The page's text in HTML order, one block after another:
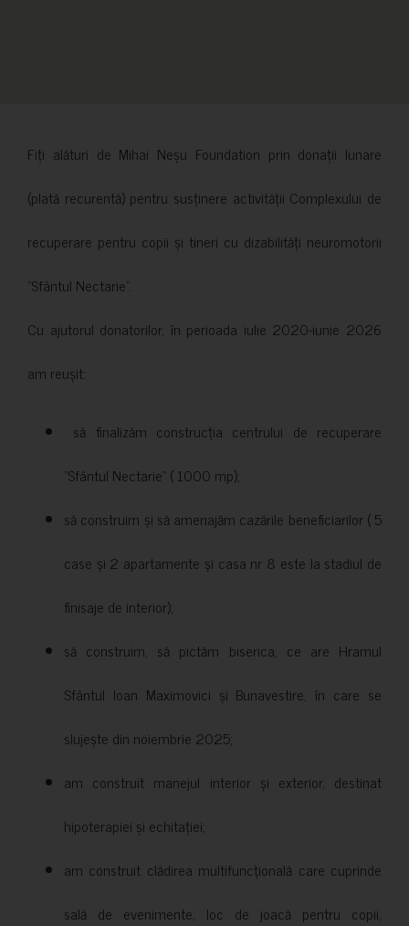
Fiți alături de Mihai Neșu Foundation prin donații lunare
(plată recurentă) pentru susținere activității Complexului de
recuperare pentru copii și tineri cu dizabilități neuromotorii
”Sfântul Nectarie”.
Cu ajutorul donatorilor, în perioada iulie 2020-iunie 2026
am reușit:
să finalizăm construcția centrului de recuperare
”Sfântul Nectarie” ( 1000 mp);
să construim și să amenajăm cazările beneficiarilor ( 5
case și 2 apartamente și casa nr 8 este la stadiul de
finisaje de interior);
să construim, să pictăm biserica, ce are Hramul
Sfântul Ioan Maximovici și Bunavestire, în care se
slujește din noiembrie 2025;
am construit manejul interior și exterior, destinat
hipoterapiei și echitației;
am construit clădirea multifuncțională care cuprinde
sală de evenimente, loc de joacă pentru copii,